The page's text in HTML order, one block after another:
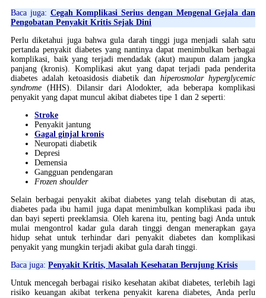
Baca juga: Cegah Komplikasi Serius dengan Mengenal Gejala dan
Pengobatan Penyakit Kritis Sejak Dini
Perlu diketahui juga bahwa gula darah tinggi juga menjadi salah satu
pertanda penyakit diabetes yang nantinya dapat menimbulkan berbagai
komplikasi, baik yang terjadi mendadak (akut) maupun dalam jangka
panjang (kronis). Komplikasi akut yang dapat terjadi pada penderita
diabetes adalah ketoasidosis diabetik danhiperosmolar hyperglycemic
syndrome (HHS). Dilansir dari Alodokter, ada beberapa komplikasi
penyakit yang dapat muncul akibat diabetes tipe 1 dan 2 seperti:
Stroke
Penyakit jantung
Gagal ginjal kronis
Neuropati diabetik
Depresi
Demensia
Gangguan pendengaran
Frozen shoulder
Selain berbagai penyakit akibat diabetes yang telah disebutan di atas,
diabetes pada ibu hamil juga dapat menimbulkan komplikasi pada ibu
dan bayi seperti preeklamsia. Oleh karena itu, penting bagi Anda untuk
mulai mengontrol kadar gula darah tinggi dengan menerapkan gaya
hidup sehat untuk terhindar dari penyakit diabetes dan komplikasi
penyakit yang mungkin terjadi akibat gula darah tinggi.
Baca juga: Penyakit Kritis, Masalah Kesehatan Berujung Krisis
Untuk mencegah berbagai risiko kesehatan akibat diabetes, terlebih lagi
risiko keuangan akibat terkena penyakit karena diabetes, Anda perlu